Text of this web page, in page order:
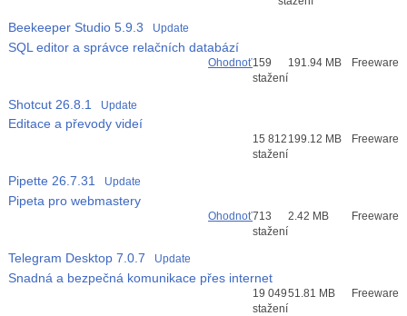
Beekeeper Studio 5.9.3 Update
SQL editor a správce relačních databází
Ohodnoť159
stažení
191.94 MB Freeware
Shotcut 26.8.1 Update
Editace a převody videí
Průměr hodnocení
15 812
stažení
199.12 MB Freeware
Pipette 26.7.31 Update
Pipeta pro webmastery
Ohodnoť713
stažení
2.42 MB Freeware
Telegram Desktop 7.0.7 Update
Snadná a bezpečná komunikace přes internet
Průměr hodnocení
19 049
stažení
51.81 MB Freeware